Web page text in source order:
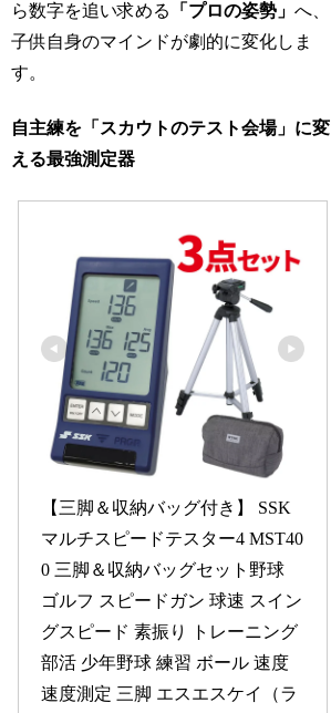
ら数字を追い求める
「プロの姿勢」へ、
子供自身のマインドが劇的に変化しま
す。
自主練を「スカウトのテスト会場」に変
える最強測定器
【三脚＆収納バッグ付き】 SSK
マルチスピードテスター4 MST40
0 三脚＆収納バッグセット野球
ゴルフ スピードガン 球速 スイン
グスピード 素振り トレーニング
部活 少年野球 練習 ボール 速度
速度測定 三脚 エスエスケイ（ラ